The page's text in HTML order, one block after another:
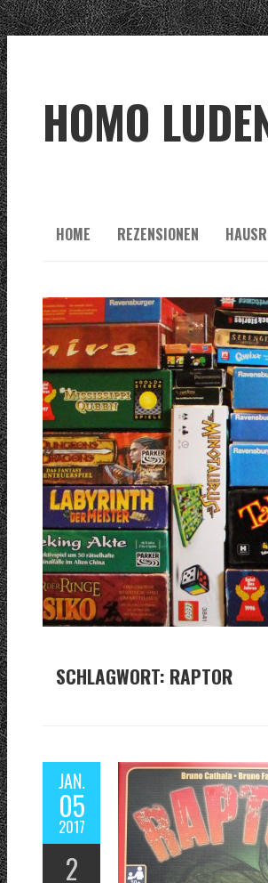
HOMO
HOME REZENSIONEN
SCHLAGWORT: RAPTOR
JAN.
05
2017
2